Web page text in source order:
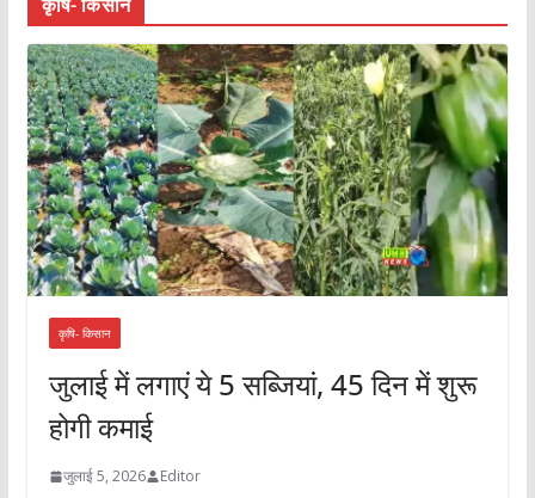
कृषि- किसान
जुलाई में लगाएं ये 5 सब्जियां, 45 दिन में शुरू
होगी कमाई
जुलाई 5, 2026 Editor